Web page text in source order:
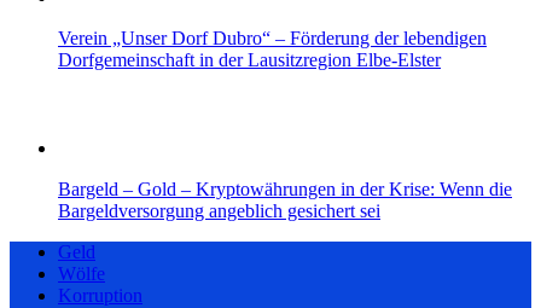
Verein „Unser Dorf Dubro“ – Förderung der lebendigen
Dorfgemeinschaft in der Lausitzregion Elbe-Elster
Bargeld – Gold – Kryptowährungen in der Krise: Wenn die
Bargeldversorgung angeblich gesichert sei
Geld
Wölfe
Korruption